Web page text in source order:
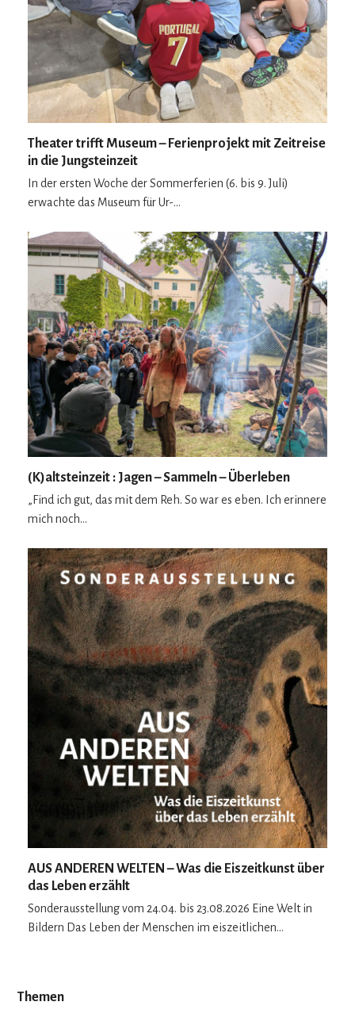
Theater trifft Museum – Ferienprojekt mit Zeitreise
in die Jungsteinzeit
In der ersten Woche der Sommerferien (6. bis 9. Juli)
erwachte das Museum für Ur-…
(K)altsteinzeit : Jagen – Sammeln – Überleben
„Find ich gut, das mit dem Reh. So war es eben. Ich erinnere
mich noch…
AUS ANDEREN WELTEN – Was die Eiszeitkunst über
das Leben erzählt
Sonderausstellung vom 24.04. bis 23.08.2026 Eine Welt in
Bildern Das Leben der Menschen im eiszeitlichen…
Themen